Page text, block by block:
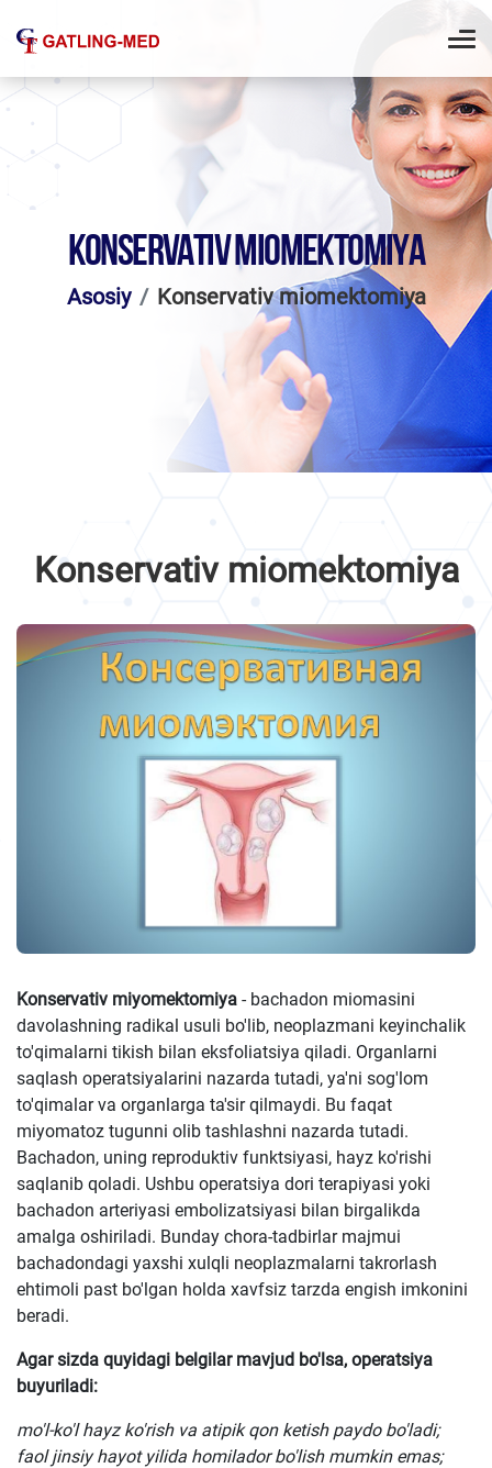
KONSERVATIV MIOMEKTOMIYA
Asosiy Konservativ miomektomiya
Konservativ miomektomiya
Konservativ miyomektomiya - bachadon miomasini
davolashning radikal usuli bo'lib, neoplazmani keyinchalik
to'qimalarni tikish bilan eksfoliatsiya qiladi. Organlarni
saqlash operatsiyalarini nazarda tutadi, ya'ni sog'lom
to'qimalar va organlarga ta'sir qilmaydi. Bu faqat
miyomatoz tugunni olib tashlashni nazarda tutadi.
Bachadon, uning reproduktiv funktsiyasi, hayz ko'rishi
saqlanib qoladi. Ushbu operatsiya dori terapiyasi yoki
bachadon arteriyasi embolizatsiyasi bilan birgalikda
amalga oshiriladi. Bunday chora-tadbirlar majmui
bachadondagi yaxshi xulqli neoplazmalarni takrorlash
ehtimoli past bo'lgan holda xavfsiz tarzda engish imkonini
beradi.
Agar sizda quyidagi belgilar mavjud bo'lsa, operatsiya
buyuriladi:
mo'l-ko'l hayz ko'rish va atipik qon ketish paydo bo'ladi;
faol jinsiy hayot yilida homilador bo'lish mumkin emas;